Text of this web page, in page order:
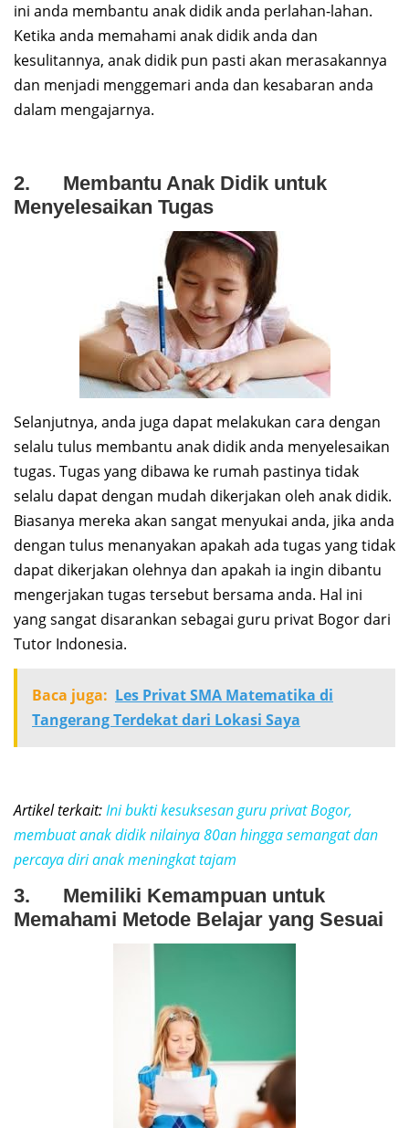
ini anda membantu anak didik anda perlahan-lahan.
Ketika anda memahami anak didik anda dan
kesulitannya, anak didik pun pasti akan merasakannya
dan menjadi menggemari anda dan kesabaran anda
dalam mengajarnya.
2. Membantu Anak Didik untuk
Menyelesaikan Tugas
Selanjutnya, anda juga dapat melakukan cara dengan
selalu tulus membantu anak didik anda menyelesaikan
tugas. Tugas yang dibawa ke rumah pastinya tidak
selalu dapat dengan mudah dikerjakan oleh anak didik.
Biasanya mereka akan sangat menyukai anda, jika anda
dengan tulus menanyakan apakah ada tugas yang tidak
dapat dikerjakan olehnya dan apakah ia ingin dibantu
mengerjakan tugas tersebut bersama anda. Hal ini
yang sangat disarankan sebagai guru privat Bogor dari
Tutor Indonesia.
Baca juga: Les Privat SMA Matematika di
Tangerang Terdekat dari Lokasi Saya
Artikel terkait:Ini bukti kesuksesan guru privat Bogor,
membuat anak didik nilainya 80an hingga semangat dan
percaya diri anak meningkat tajam
3. Memiliki Kemampuan untuk
Memahami Metode Belajar yang Sesuai